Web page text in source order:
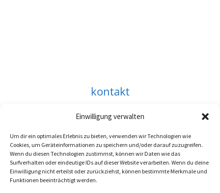
Einwilligung verwalten
Um dir ein optimales Erlebnis zu bieten, verwenden wir Technologien wie
Cookies, um Geräteinformationen zu speichern und/oder darauf zuzugreifen.
Wenn du diesen Technologien zustimmst, können wir Daten wie das
Surfverhalten oder eindeutige IDs auf dieser Website verarbeiten. Wenn du deine
Einwilligung nicht erteilst oder zurückziehst, können bestimmte Merkmale und
Funktionen beeinträchtigt werden.
kontakt
datenschutzerklärung
Cookie-Richtlinie (EU)
Tina Rausch © 2026